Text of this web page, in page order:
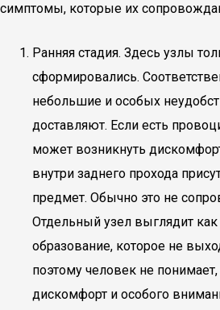
симптомы, которые их
Ранняя стадия. Здесь узлы
сформировались.
небольшие и особых
доставляют. Если есть
может возникнуть
внутри заднего прохода
предмет. Обычно это не
Отдельный узел выглядит
образование, которое не
поэтому человек не
дискомфорт и особого